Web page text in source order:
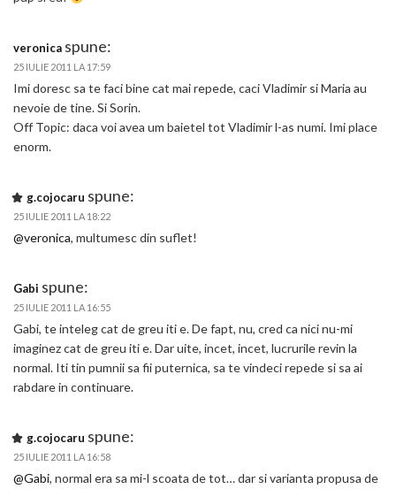
veronica spune:
25 IULIE 2011 LA 17:59
Imi doresc sa te faci bine cat mai repede, caci Vladimir si Maria au
nevoie de tine. Si Sorin.
Off Topic: daca voi avea um baietel tot Vladimir l-as numi. Imi place
enorm.
g.cojocaru spune:
25 IULIE 2011 LA 18:22
@veronica, multumesc din suflet!
Gabi spune:
25 IULIE 2011 LA 16:55
Gabi, te inteleg cat de greu iti e. De fapt, nu, cred ca nici nu-mi
imaginez cat de greu iti e. Dar uite, incet, incet, lucrurile revin la
normal. Iti tin pumnii sa fii puternica, sa te vindeci repede si sa ai
rabdare in continuare.
g.cojocaru spune:
25 IULIE 2011 LA 16:58
@Gabi, normal era sa mi-l scoata de tot… dar si varianta propusa de